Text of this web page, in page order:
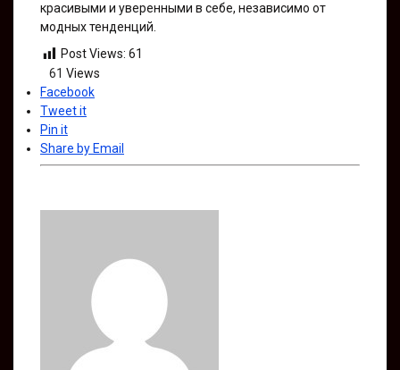
красивыми и уверенными в себе, независимо от
модных тенденций.
Post Views: 61
61 Views
Facebook
Tweet it
Pin it
Share by Email